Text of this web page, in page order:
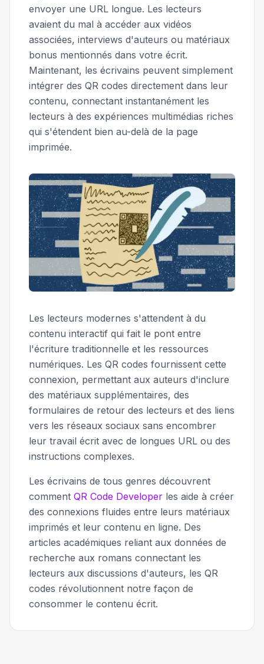
envoyer une URL longue. Les lecteurs
avaient du mal à accéder aux vidéos
associées, interviews d'auteurs ou matériaux
bonus mentionnés dans votre écrit.
Maintenant, les écrivains peuvent simplement
intégrer des QR codes directement dans leur
contenu, connectant instantanément les
lecteurs à des expériences multimédias riches
qui s'étendent bien au-delà de la page
imprimée.
Les lecteurs modernes s'attendent à du
contenu interactif qui fait le pont entre
l'écriture traditionnelle et les ressources
numériques. Les QR codes fournissent cette
connexion, permettant aux auteurs d'inclure
des matériaux supplémentaires, des
formulaires de retour des lecteurs et des liens
vers les réseaux sociaux sans encombrer
leur travail écrit avec de longues URL ou des
instructions complexes.
Les écrivains de tous genres découvrent
comment QR Code Developer les aide à créer
des connexions fluides entre leurs matériaux
imprimés et leur contenu en ligne. Des
articles académiques reliant aux données de
recherche aux romans connectant les
lecteurs aux discussions d'auteurs, les QR
codes révolutionnent notre façon de
consommer le contenu écrit.